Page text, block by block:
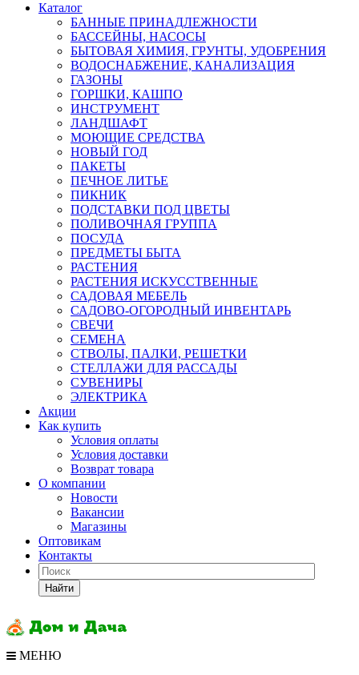
Каталог
БАННЫЕ ПРИНАДЛЕЖНОСТИ
БАССЕЙНЫ, НАСОСЫ
БЫТОВАЯ ХИМИЯ, ГРУНТЫ, УДОБРЕНИЯ
ВОДОСНАБЖЕНИЕ, КАНАЛИЗАЦИЯ
ГАЗОНЫ
ГОРШКИ, КАШПО
ИНСТРУМЕНТ
ЛАНДШАФТ
МОЮЩИЕ СРЕДСТВА
НОВЫЙ ГОД
ПАКЕТЫ
ПЕЧНОЕ ЛИТЬЕ
ПИКНИК
ПОДСТАВКИ ПОД ЦВЕТЫ
ПОЛИВОЧНАЯ ГРУППА
ПОСУДА
ПРЕДМЕТЫ БЫТА
РАСТЕНИЯ
РАСТЕНИЯ ИСКУССТВЕННЫЕ
САДОВАЯ МЕБЕЛЬ
САДОВО-ОГОРОДНЫЙ ИНВЕНТАРЬ
СВЕЧИ
СЕМЕНА
СТВОЛЫ, ПАЛКИ, РЕШЕТКИ
СТЕЛЛАЖИ ДЛЯ РАССАДЫ
СУВЕНИРЫ
ЭЛЕКТРИКА
Акции
Как купить
Условия оплаты
Условия доставки
Возврат товара
О компании
Новости
Вакансии
Магазины
Оптовикам
Контакты
Найти
МЕНЮ